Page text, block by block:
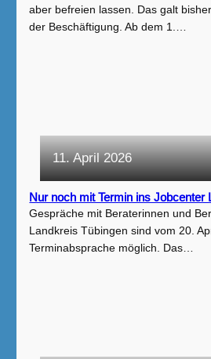
aber befreien lassen. Das galt
der Beschäftigung. Ab dem 1.…
11. April 2026
Nur noch mit Termin ins Jobcenter
Gespräche mit Beraterinnen und
Landkreis Tübingen sind vom 20.
Terminabsprache möglich. Das…